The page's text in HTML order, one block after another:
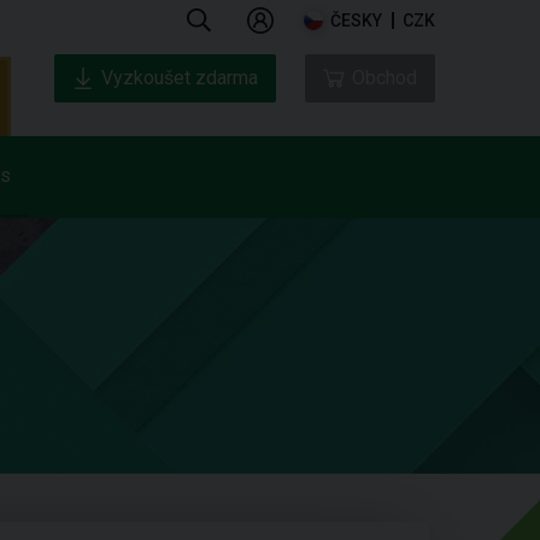
ČESKY CZK
Vyzkoušet zdarma